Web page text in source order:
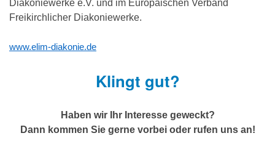
Diakoniewerke e.V. und im Europäischen Verband
Freikirchlicher Diakoniewerke.
www.elim-diakonie.de
Klingt gut?
Haben wir Ihr Interesse geweckt?
Dann kommen Sie gerne vorbei oder rufen uns an!